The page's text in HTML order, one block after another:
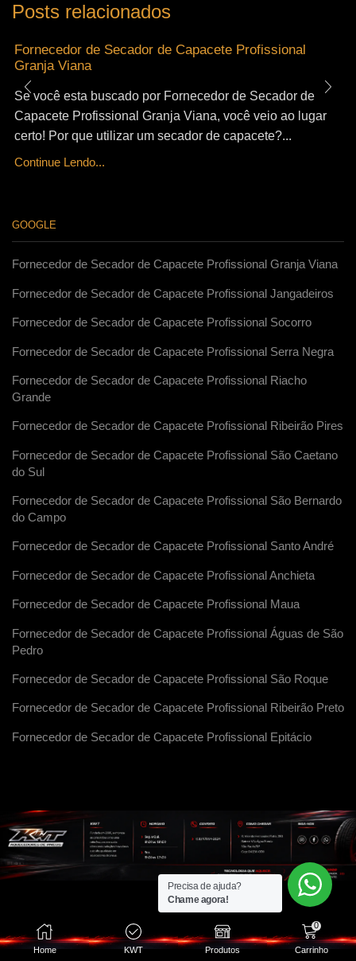
Posts relacionados
Fornecedor de Secador de Capacete Profissional
Granja Viana
Se você esta buscado por Fornecedor de Secador de
Capacete Profissional Granja Viana, você veio ao lugar
certo! Por que utilizar um secador de capacete?...
Continue Lendo...
GOOGLE
Fornecedor de Secador de Capacete Profissional Granja Viana
Fornecedor de Secador de Capacete Profissional Jangadeiros
Fornecedor de Secador de Capacete Profissional Socorro
Fornecedor de Secador de Capacete Profissional Serra Negra
Fornecedor de Secador de Capacete Profissional Riacho
Grande
Fornecedor de Secador de Capacete Profissional Ribeirão Pires
Fornecedor de Secador de Capacete Profissional São Caetano
do Sul
Fornecedor de Secador de Capacete Profissional São Bernardo
do Campo
Fornecedor de Secador de Capacete Profissional Santo André
Fornecedor de Secador de Capacete Profissional Anchieta
Fornecedor de Secador de Capacete Profissional Maua
Fornecedor de Secador de Capacete Profissional Águas de São
Pedro
Fornecedor de Secador de Capacete Profissional São Roque
Fornecedor de Secador de Capacete Profissional Ribeirão Preto
Fornecedor de Secador de Capacete Profissional Epitácio
Home KWT Produtos
0
Carrinho
Precisa de ajuda?
Chame agora!